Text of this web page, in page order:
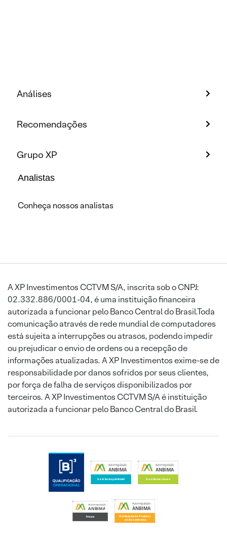
Análises
Recomendações
Grupo XP
Analistas
Conheça nossos analistas
A XP Investimentos CCTVM S/A, inscrita sob o CNPJ:
02.332.886/0001-04, é uma instituição financeira
autorizada a funcionar pelo Banco Central do Brasil.Toda
comunicação através de rede mundial de computadores
está sujeita a interrupções ou atrasos, podendo impedir
ou prejudicar o envio de ordens ou a recepção de
informações atualizadas. A XP Investimentos exime-se de
responsabilidade por danos sofridos por seus clientes,
por força de falha de serviços disponibilizados por
terceiros. A XP Investimentos CCTVM S/A é instituição
autorizada a funcionar pelo Banco Central do Brasil.